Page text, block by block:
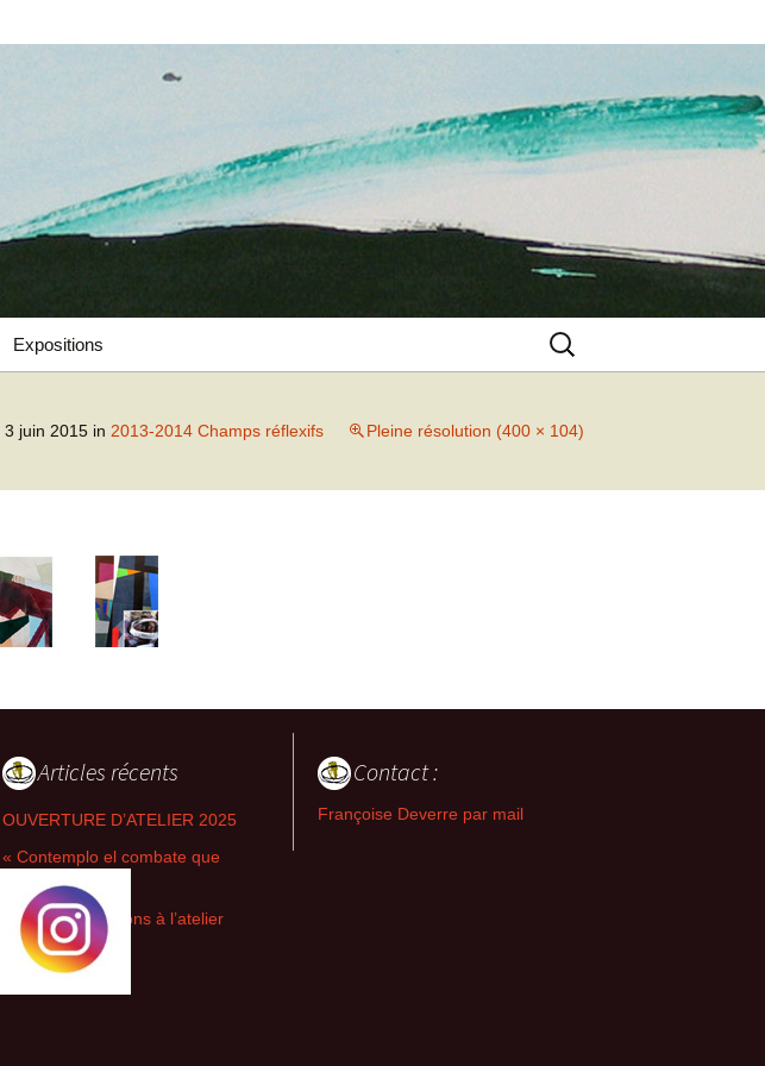
Expositions
Rechercher :
3 juin 2015 in 2013-2014 Champs réflexifs Pleine résolution (400 × 104)
Articles récents
OUVERTURE D’ATELIER 2025
« Contemplo el combate que
combato »
Nouvelles parutions à l’atelier
de l’Exil
Contact :
Françoise Deverre par mail